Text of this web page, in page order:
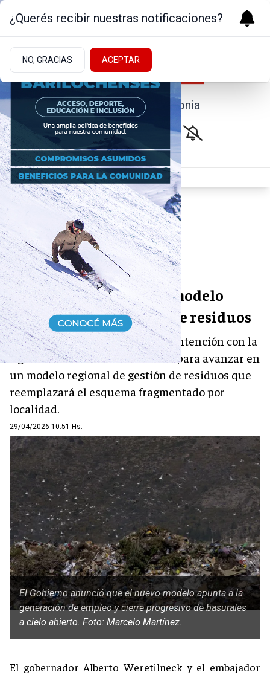
Noticias de la Patagonia
REGIONALES
AMBIENTE
Río Negro planifica un modelo
regional de vertederos de residuos
La provincia firmó una carta de intención con la
Agencia Francesa de Desarrollo para avanzar en
un modelo regional de gestión de residuos que
reemplazará el esquema fragmentado por
localidad.
29/04/2026 10:51 Hs.
El Gobierno anunció que el nuevo modelo apunta a la
generación de empleo y cierre progresivo de basurales
a cielo abierto. Foto: Marcelo Martínez.
El gobernador Alberto Weretilneck y el embajador
¿Querés recibir nuestras notificaciones?
NO, GRACIAS ACEPTAR